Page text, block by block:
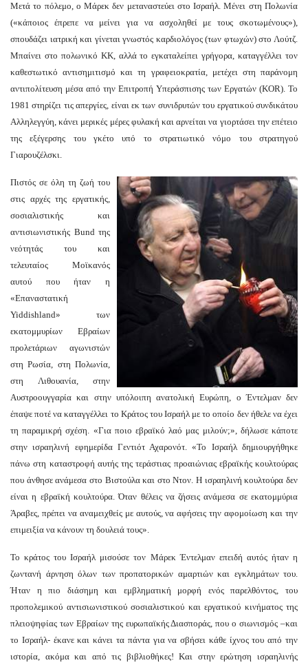
Μετά το πόλεμο, ο Μάρεκ δεν μεταναστεύει στο Ισραήλ. Μένει στη Πολωνία
(«κάποιος έπρεπε να μείνει για να ασχοληθεί με τους σκοτωμένους»),
σπουδάζει ιατρική και γίνεται γνωστός καρδιολόγος (των φτωχών) στο Λούτζ.
Μπαίνει στο πολωνικό ΚΚ, αλλά το εγκαταλείπει γρήγορα, καταγγέλλει τον
καθεστωτικό αντισημιτισμό και τη γραφειοκρατία, μετέχει στη παράνομη
αντιπολίτευση μέσα από την Επιτροπή Υπεράσπισης των Εργατών (KOR). Το
1981 στηρίζει τις απεργίες, είναι εκ των συνιδρυτών του εργατικού συνδικάτου
Αλληλεγγύη, κάνει μερικές μέρες φυλακή και αρνείται να γιορτάσει την επέτειο
της εξέγερσης του γκέτο υπό το στρατιωτικό νόμο του στρατηγού
Γιαρουζέλσκι.
Πιστός σε όλη τη ζωή του
στις αρχές της εργατικής,
σοσιαλιστικής και
αντισιωνιστικής Bund της
νεότητάς του και
τελευταίος Μοϊκανός
αυτού που ήταν η
«Επαναστατική
Yiddishland» των
εκατομμυρίων Εβραίων
προλετάριων αγωνιστών
στη Ρωσία, στη Πολωνία,
στη Λιθουανία, στην
Αυστροουγγαρία και στην υπόλοιπη ανατολική Ευρώπη, ο Έντελμαν δεν
έπαψε ποτέ να καταγγέλλει το Κράτος του Ισραήλ με το οποίο δεν ήθελε να έχει
τη παραμικρή σχέση. «Για ποιο εβραϊκό λαό μας μιλούν;», δήλωσε κάποτε
στην ισραηλινή εφημερίδα Γεντιότ Αχαρονότ. «Το Ισραήλ δημιουργήθηκε
πάνω στη καταστροφή αυτής της τεράστιας προαιώνιας εβραϊκής κουλτούρας
που άνθησε ανάμεσα στο Βιστούλα και στο Ντον. Η ισραηλινή κουλτούρα δεν
είναι η εβραϊκή κουλτούρα. Όταν θέλεις να ζήσεις ανάμεσα σε εκατομμύρια
Άραβες, πρέπει να αναμειχθείς με αυτούς, να αφήσεις την αφομοίωση και την
επιμειξία να κάνουν τη δουλειά τους».
Το κράτος του Ισραήλ μισούσε τον Μάρεκ Έντελμαν επειδή αυτός ήταν η
ζωντανή άρνηση όλων των προπατορικών αμαρτιών και εγκλημάτων του.
Ήταν η πιο διάσημη και εμβληματική μορφή ενός παρελθόντος, του
προπολεμικού αντισιωνιστικού σοσιαλιστικού και εργατικού κινήματος της
πλειοψηφίας των Εβραίων της ευρωπαϊκής Διασποράς, που ο σιωνισμός –και
το Ισραήλ- έκανε και κάνει τα πάντα για να σβήσει κάθε ίχνος του από την
ιστορία, ακόμα και από τις βιβλιοθήκες! Και στην ερώτηση ισραηλινής